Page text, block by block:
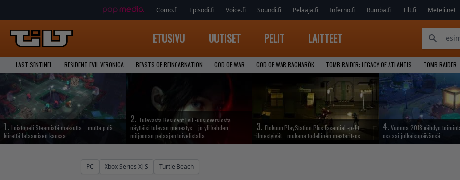
Como.fi Episodi.fi Voice.fi Soundi.fi Pelaaja.fi Inferno.fi Rumba.fi Tilt.fi Meteli.net
ETUSIVU UUTISET PELIT LAITTEET
LAST SENTINEL RESIDENT EVIL VERONICA BEASTS OF REINCARNATION GOD OF WAR GOD OF WAR RAGNARÖK TOMB RAIDER: LEGACY OF ATLANTIS TOMB RAIDER
1. Loistopeli Steamistä maksutta – mutta pidä
kiirettä lataamisen kanssa
2. Tulevasta Resident Evil -uusioversiosta
näyttäisi tulevan menestys – jo yli kahden
miljoonan pelaajan toivelistalla
3. Elokuun PlayStation Plus Essential -pelit
ilmestyivät – mukana todellinen mestariteos
4. Vuonna 2018 nähdyn
osa sai julkaisupäivänsä
PC Xbox Series X|S Turtle Beach